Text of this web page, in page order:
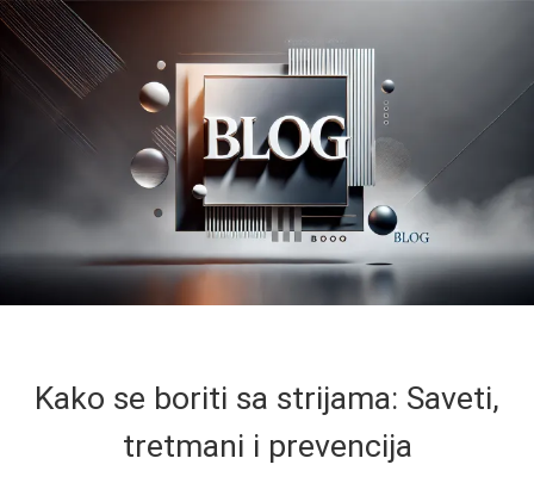
Kako se boriti sa strijama: Saveti,
tretmani i prevencija